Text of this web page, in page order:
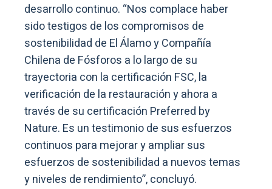
desarrollo continuo. “Nos complace haber
sido testigos de los compromisos de
sostenibilidad de El Álamo y Compañía
Chilena de Fósforos a lo largo de su
trayectoria con la certificación FSC, la
verificación de la restauración y ahora a
través de su certificación Preferred by
Nature. Es un testimonio de sus esfuerzos
continuos para mejorar y ampliar sus
esfuerzos de sostenibilidad a nuevos temas
y niveles de rendimiento”, concluyó.